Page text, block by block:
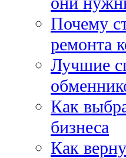
Почему
ремонта
Лучшие
Как
бизнеса
Как